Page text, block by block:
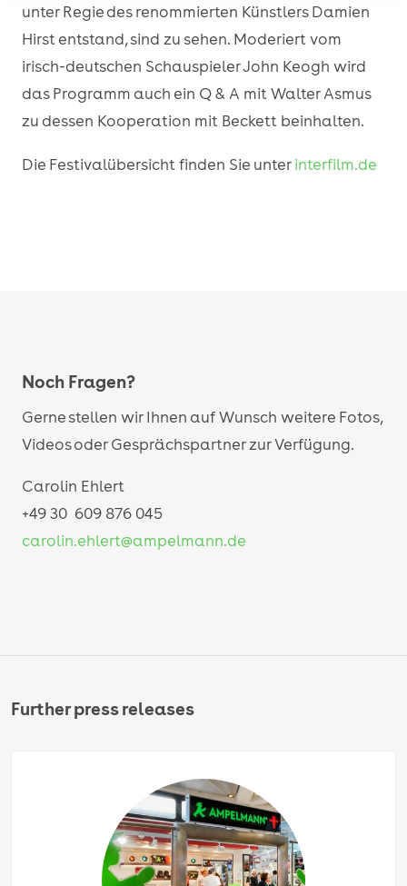
unter Regie des renommierten Künstlers Damien
Hirst entstand, sind zu sehen. Moderiert vom
irisch-deutschen Schauspieler John Keogh wird
das Programm auch ein Q & A mit Walter Asmus
zu dessen Kooperation mit Beckett beinhalten.
Die Festivalübersicht finden Sie unterinterfilm.de
Noch Fragen?
Gerne stellen wir Ihnen auf Wunsch weitere Fotos,
Videos oder Gesprächspartner zur Verfügung.
Carolin Ehlert
+49 30 609 876 045
carolin.ehlert@ampelmann.de
Further press releases